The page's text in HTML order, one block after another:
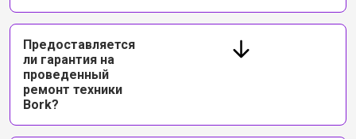
Предоставляется
ли гарантия на
проведенный
ремонт техники
Bork?